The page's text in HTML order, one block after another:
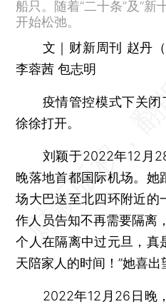
船只。随着“二十条”及“新
开始松弛。
文｜财新周刊 赵丹
李蓉茜 包志明
疫情管控模式下关闭
徐徐打开。
刘颖于2022年12月28
晚落地首都国际机场。她
场大巴送至北四环附近的
作人员告知不再需要隔离
个人在隔离中过元旦，真
天陪家人的时间！”她喜出
2022年12月26日晚，